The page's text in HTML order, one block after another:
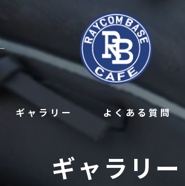
ギャラリー よくある質問
ギャラリー